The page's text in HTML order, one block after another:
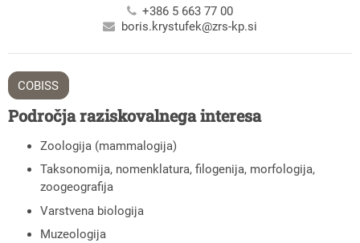
+386 5 663 77 00
boris.krystufek@zrs-kp.si
COBISS
Področja raziskovalnega interesa
Zoologija (mammalogija)
Taksonomija, nomenklatura, filogenija, morfologija,
zoogeografija
Varstvena biologija
Muzeologija